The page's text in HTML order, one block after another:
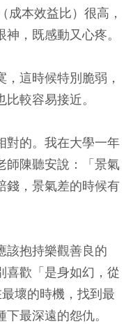
成本效益比）很高，
，既感動又心疼。
這時候特別脆弱，
較容易接近。
對的。我在大學一年
師陳聽安說：「景氣
錢，景氣差的時候有
該抱持樂觀善良的
喜歡「是身如幻，從
壞的時機，找到最
最深遠的怨仇。